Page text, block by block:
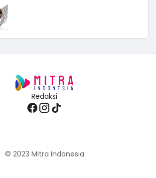
Redaksi
© 2023 Mitra Indonesia